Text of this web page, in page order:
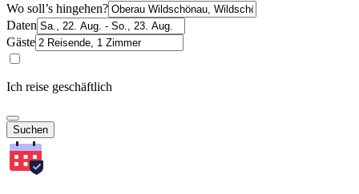
Wo soll’s hingehen?
Daten
Gäste
Ich reise geschäftlich
Suchen